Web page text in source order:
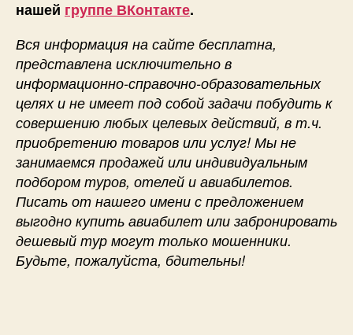
нашей группе ВКонтакте.
Вся информация на сайте бесплатна,
представлена исключительно в
информационно-справочно-образовательных
целях и не имеет под собой задачи побудить к
совершению любых целевых действий, в т.ч.
приобретению товаров или услуг! Мы не
занимаемся продажей или индивидуальным
подбором туров, отелей и авиабилетов.
Писать от нашего имени с предложением
выгодно купить авиабилет или забронировать
дешевый тур могут только мошенники.
Будьте, пожалуйста, бдительны!